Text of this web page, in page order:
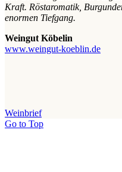
Kraft. Röstaromatik,
enormen Tiefgang.
Weingut Köbelin
www.weingut-koeblin.de
Weinbrief
Go to Top